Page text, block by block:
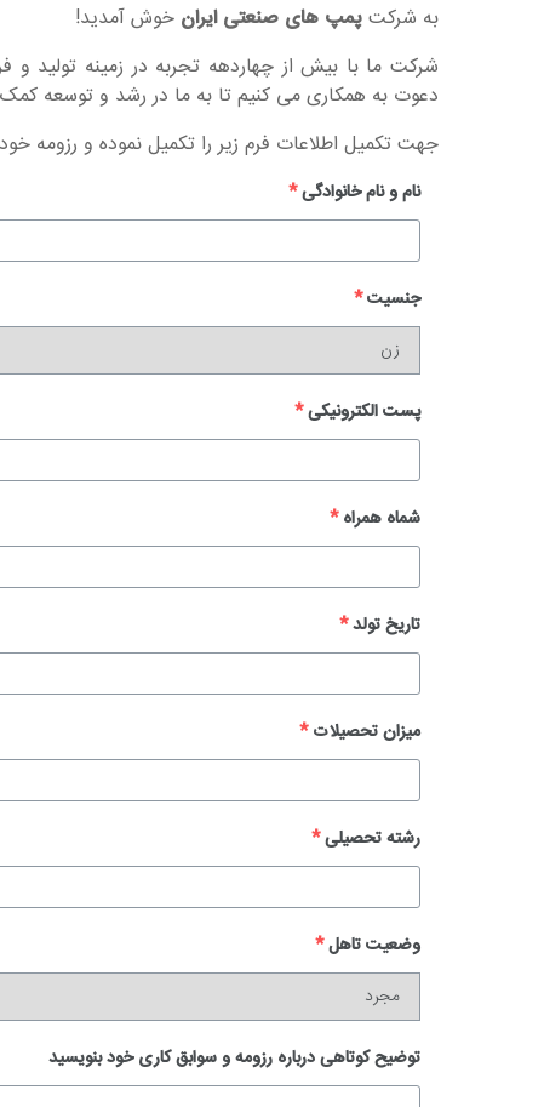
به شرکتپمپ های صنعتی ایران خوش آمدید!
شرکت ما با بیش از چهاردهه تجربه در زمینه تولید
دعوت به همکاری می کنیم تا به ما در رشد و توسعه
جهت تکمیل اطلاعات فرم زیر را تکمیل نموده و رزومه
نام و نام خانوادگی*
جنسیت*
پست الکترونیکی*
شماه همراه *
تاریخ تولد*
میزان تحصیلات *
رشته تحصیلی*
وضعیت تاهل*
توضیح کوتاهی درباره رزومه و سوابق کاری خود بنویسید